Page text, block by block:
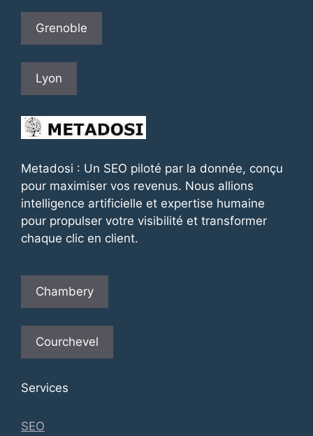
Grenoble
Lyon
Metadosi : Un SEO piloté par la donnée, conçu
pour maximiser vos revenus. Nous allions
intelligence artificielle et expertise humaine
pour propulser votre visibilité et transformer
chaque clic en client.
Chambery
Courchevel
Services
SEO